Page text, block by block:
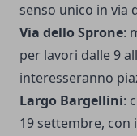
senso unico in via
Via dello Sprone:
per lavori dalle 9
interesseranno
Largo Bargellini:
19 settembre, con